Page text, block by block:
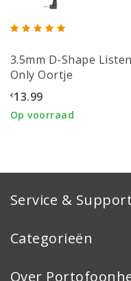
3.5mm D-Shape Listen
Only Oortje
€13.99
Op voorraad
Service & Support
Categorieën
Over